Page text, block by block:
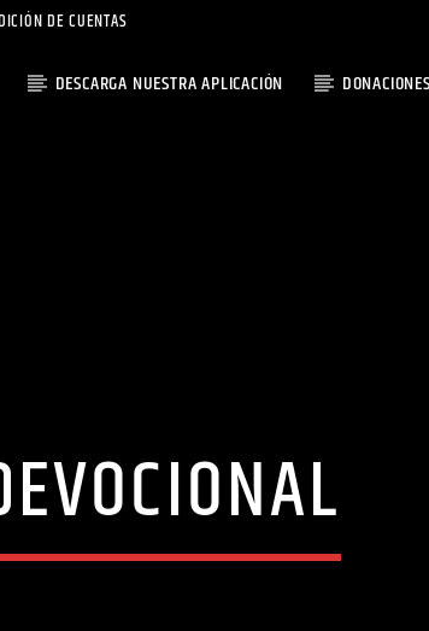
DE CUENTAS
DESCARGA NUESTRA APLICACIÓN